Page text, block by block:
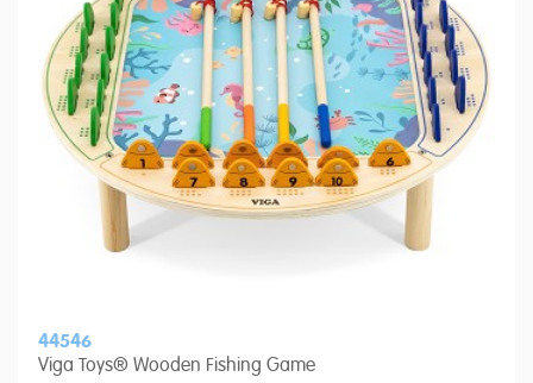
44546
Viga Toys® Wooden Fishing Game